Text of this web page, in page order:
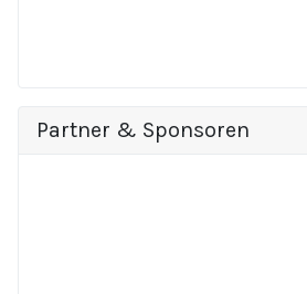
Partner & Sponsoren